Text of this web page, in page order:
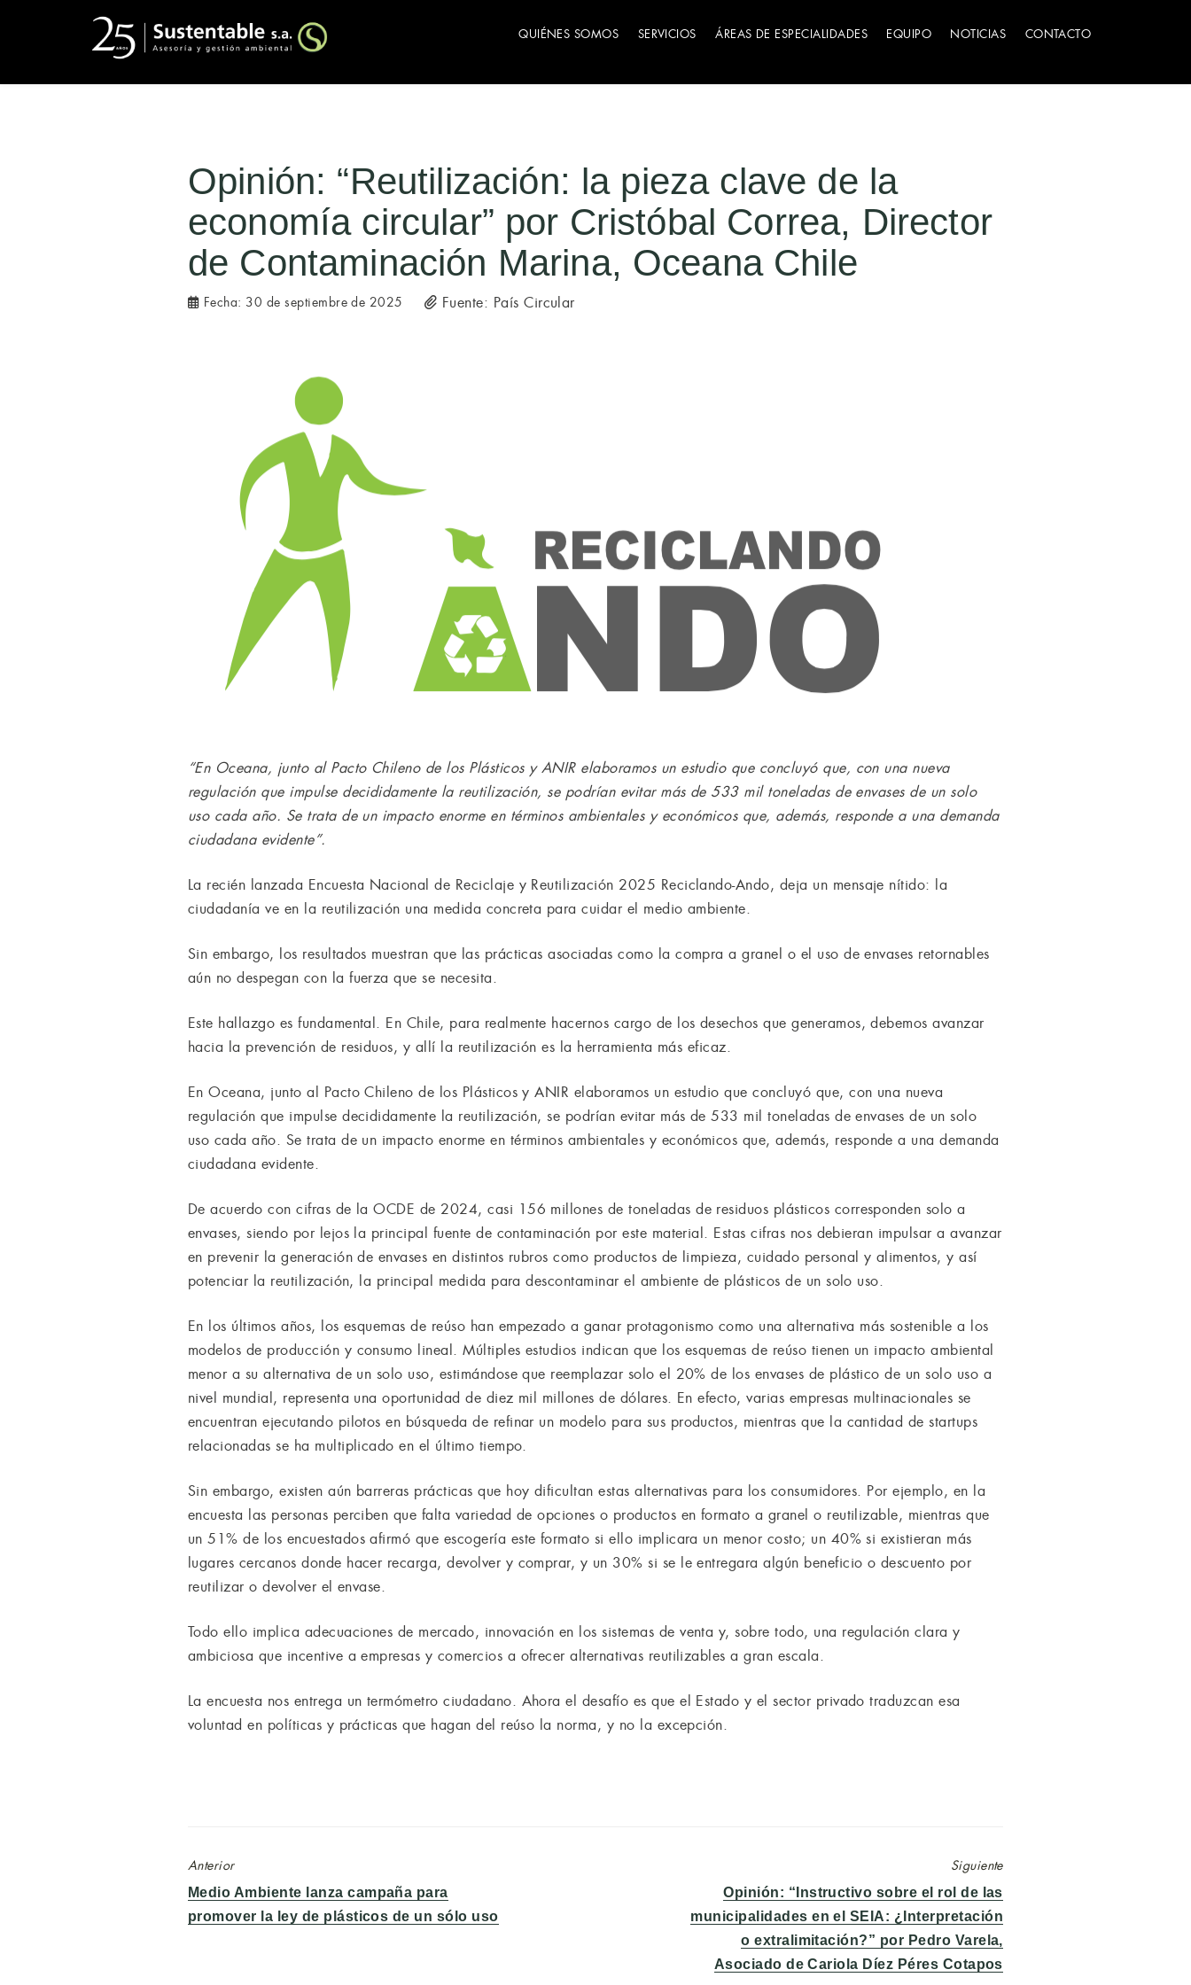
QUIÉNES SOMOS SERVICIOS ÁREAS DE ESPECIALIDADES EQUIPO NOTICIAS CONTACTO
Opinión: “Reutilización: la pieza clave de la
economía circular” por Cristóbal Correa, Director
de Contaminación Marina, Oceana Chile
Fecha: 30 de septiembre de 2025 Fuente: País Circular
“En Oceana, junto al Pacto Chileno de los Plásticos y ANIR elaboramos un estudio que concluyó que, con una nueva
regulación que impulse decididamente la reutilización, se podrían evitar más de 533 mil toneladas de envases de un solo
uso cada año. Se trata de un impacto enorme en términos ambientales y económicos que, además, responde a una demanda
ciudadana evidente”.
La recién lanzada Encuesta Nacional de Reciclaje y Reutilización 2025 Reciclando-Ando, deja un mensaje nítido: la
ciudadanía ve en la reutilización una medida concreta para cuidar el medio ambiente.
Sin embargo, los resultados muestran que las prácticas asociadas como la compra a granel o el uso de envases retornables
aún no despegan con la fuerza que se necesita.
Este hallazgo es fundamental. En Chile, para realmente hacernos cargo de los desechos que generamos, debemos avanzar
hacia la prevención de residuos, y allí la reutilización es la herramienta más eficaz.
En Oceana, junto al Pacto Chileno de los Plásticos y ANIR elaboramos un estudio que concluyó que, con una nueva
regulación que impulse decididamente la reutilización, se podrían evitar más de 533 mil toneladas de envases de un solo
uso cada año. Se trata de un impacto enorme en términos ambientales y económicos que, además, responde a una demanda
ciudadana evidente.
De acuerdo con cifras de la OCDE de 2024, casi 156 millones de toneladas de residuos plásticos corresponden solo a
envases, siendo por lejos la principal fuente de contaminación por este material. Estas cifras nos debieran impulsar a avanzar
en prevenir la generación de envases en distintos rubros como productos de limpieza, cuidado personal y alimentos, y así
potenciar la reutilización, la principal medida para descontaminar el ambiente de plásticos de un solo uso.
En los últimos años, los esquemas de reúso han empezado a ganar protagonismo como una alternativa más sostenible a los
modelos de producción y consumo lineal. Múltiples estudios indican que los esquemas de reúso tienen un impacto ambiental
menor a su alternativa de un solo uso, estimándose que reemplazar solo el 20% de los envases de plástico de un solo uso a
nivel mundial, representa una oportunidad de diez mil millones de dólares. En efecto, varias empresas multinacionales se
encuentran ejecutando pilotos en búsqueda de refinar un modelo para sus productos, mientras que la cantidad de startups
relacionadas se ha multiplicado en el último tiempo.
Sin embargo, existen aún barreras prácticas que hoy dificultan estas alternativas para los consumidores. Por ejemplo, en la
encuesta las personas perciben que falta variedad de opciones o productos en formato a granel o reutilizable, mientras que
un 51% de los encuestados afirmó que escogería este formato si ello implicara un menor costo; un 40% si existieran más
lugares cercanos donde hacer recarga, devolver y comprar, y un 30% si se le entregara algún beneficio o descuento por
reutilizar o devolver el envase.
Todo ello implica adecuaciones de mercado, innovación en los sistemas de venta y, sobre todo, una regulación clara y
ambiciosa que incentive a empresas y comercios a ofrecer alternativas reutilizables a gran escala.
La encuesta nos entrega un termómetro ciudadano. Ahora el desafío es que el Estado y el sector privado traduzcan esa
voluntad en políticas y prácticas que hagan del reúso la norma, y no la excepción.
Anterior
Entrada
anterior:
Medio Ambiente lanza campaña para
promover la ley de plásticos de un sólo uso
Siguiente
Entrada
siguiente:
Opinión: “Instructivo sobre el rol de las
municipalidades en el SEIA: ¿Interpretación
o extralimitación?” por Pedro Varela,
Asociado de Cariola Díez Péres Cotapos